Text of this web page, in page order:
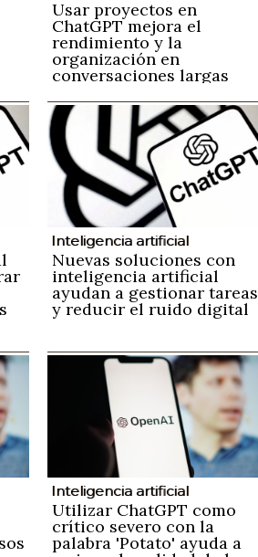
Usar proyectos en
ChatGPT mejora el
rendimiento y la
organización en
conversaciones largas
Inteligencia artificial
Nuevas soluciones con
inteligencia artificial
ayudan a gestionar tareas
y reducir el ruido digital
Inteligencia artificial
Utilizar ChatGPT como
crítico severo con la
palabra 'Potato' ayuda a